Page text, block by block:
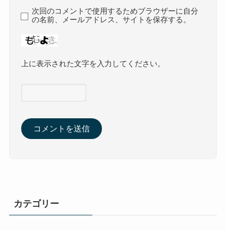
次回のコメントで使用するためブラウザーに自分
の名前、メールアドレス、サイトを保存する。
上に表示された文字を入力してください。
カテゴリー